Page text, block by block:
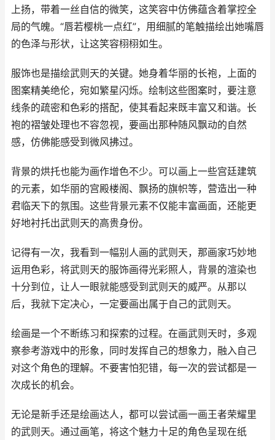
上扬，带着一丝自信的微笑，这笑容中仿佛蕴含着掌控全
局的气魄。“唇若樱桃一点红”，用细腻的笔触描绘出她嘴唇
的色泽与形状，让这笑容栩栩如生。
服饰也是描绘武则天的关键。她身着华丽的长袍，上面的
图案精美绝伦，宛如繁星闪烁。绘制这些图案时，要注意
线条的疏密和色彩的搭配，使其看起来既丰富又和谐。长
袍的褶皱处理也不容忽视，要画出那种随风飘动的自然
感，仿佛能感受到微风拂过。
背景的烘托也能为画作增色不少。可以画上一些宫廷建筑
的元素，如华丽的宫殿楼阁、飘扬的旗帜等，营造出一种
君临天下的氛围。这些背景元素不仅能丰富画面，还能更
好地衬托出武则天的高贵身份。
记得有一次，我看到一幅别人画的武则天，那画家巧妙地
运用色彩，将武则天的服饰画得光彩照人，背景的渲染也
十分到位，让人一眼就能感受到武则天的威严。从那以
后，我就下定决心，一定要画出属于自己的武则天。
绘画是一个不断练习和探索的过程。在画武则天时，多观
察参考游戏中的形象，同时发挥自己的想象力，融入自己
对这个角色的理解。不要害怕犯错，每一次的尝试都是一
次成长的机会。
无论是新手还是绘画达人，都可以尝试画一画王者荣耀里
的武则天。通过画笔，将这个魅力十足的角色呈现在纸